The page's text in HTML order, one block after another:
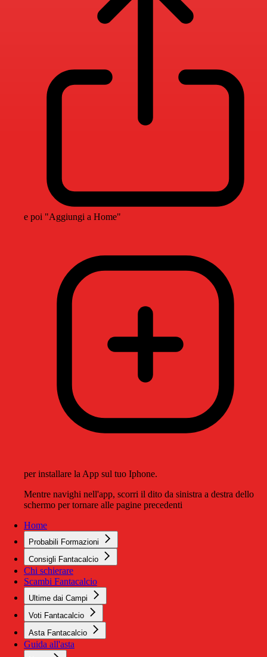
e poi "Aggiungi a Home"
per installare la App sul tuo Iphone.
Mentre navighi nell'app, scorri il dito da sinistra a destra dello
schermo per tornare alle pagine precedenti
Home
Probabili Formazioni
Consigli Fantacalcio
Chi schierare
Scambi Fantacalcio
Ultime dai Campi
Voti Fantacalcio
Asta Fantacalcio
Guida all'asta